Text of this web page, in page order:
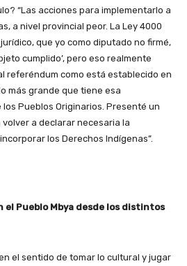
“Las acciones para implementarlo a
a nivel provincial peor. La Ley 4000
que yo como diputado no firmé,
cumplido’, pero eso realmente
referéndum como está establecido en
más grande que tiene esa
Pueblos Originarios. Presenté un
a declarar necesaria la
los Derechos Indígenas”.
el Pueblo Mbya desde los distintos
el sentido de tomar lo cultural y jugar